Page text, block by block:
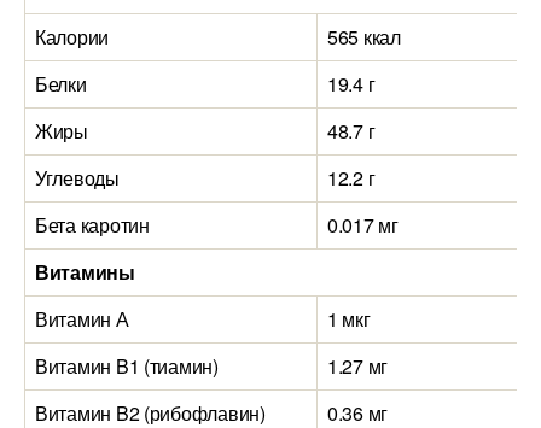
Калории
565 ккал
Белки
19.4 г
Жиры
48.7 г
Углеводы
12.2 г
Бета каротин
0.017 мг
Витамины
Витамин А
1 мкг
Витамин B1 (тиамин)
1.27 мг
Витамин B2 (рибофлавин)
0.36 мг